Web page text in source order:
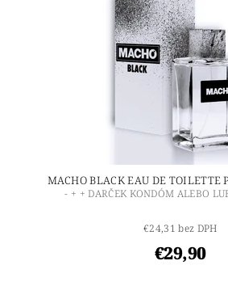
MACHO BLACK EAU DE TOILETTE
- + + DARČEK KONDÓM ALEBO
€24,31 bez DPH
€29,90